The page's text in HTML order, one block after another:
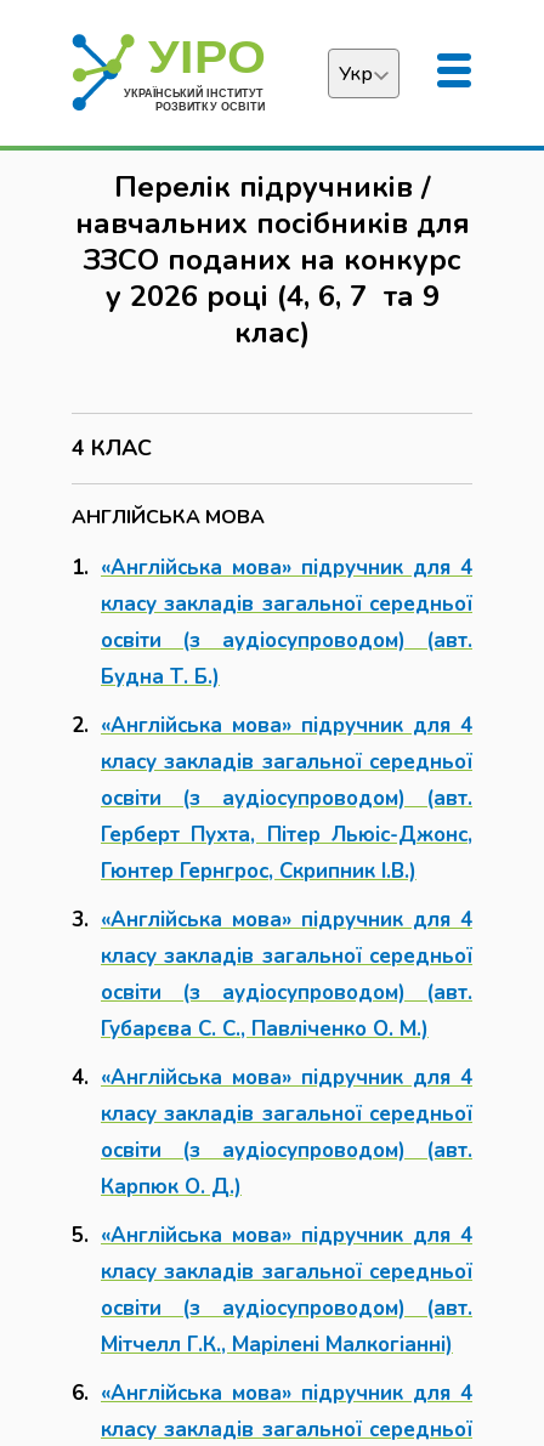
Укр
English
Перелік підручників /
навчальних посібників для
ЗЗСО поданих на конкурс
у 2026 році (4, 6, 7 та 9
клас)
4 КЛАС
АНГЛІЙСЬКА МОВА
«Англійська мова» підручник для 4
класу закладів загальної середньої
освіти (з аудіосупроводом) (авт.
Будна Т. Б.)
«Англійська мова» підручник для 4
класу закладів загальної середньої
освіти (з аудіосупроводом) (авт.
Герберт Пухта, Пітер Льюіс-Джонс,
Гюнтер Гернгрос, Скрипник І.В.)
«Англійська мова» підручник для 4
класу закладів загальної середньої
освіти (з аудіосупроводом) (авт.
Губарєва С. С., Павліченко О. М.)
«Англійська мова» підручник для 4
класу закладів загальної середньої
освіти (з аудіосупроводом) (авт.
Карпюк О. Д.)
«Англійська мова» підручник для 4
класу закладів загальної середньої
освіти (з аудіосупроводом) (авт.
Мітчелл Г.К., Марілені Малкогіанні)
«Англійська мова» підручник для 4
класу закладів загальної середньої